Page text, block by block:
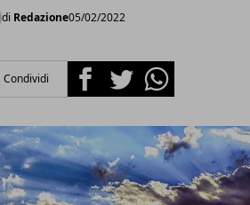
di Redazione05/02/2022
Condividi FacebookTwitterWhatsapp